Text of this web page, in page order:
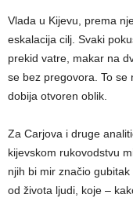
Vlada u Kijevu, prema
eskalacija cilj. Svaki
prekid vatre, makar na
se bez pregovora. To se
dobija otvoren oblik.
Za Carjova i druge
kijevskom rukovodstvu
njih bi mir značio
od života ljudi, koje –